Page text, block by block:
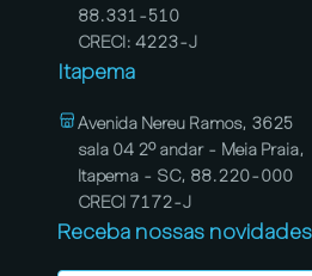
88.331-510
CRECI: 4223-J
Itapema
Avenida Nereu Ramos, 3625
sala 04 2º andar - Meia Praia,
Itapema - SC, 88.220-000
CRECI 7172-J
Receba nossas novidades